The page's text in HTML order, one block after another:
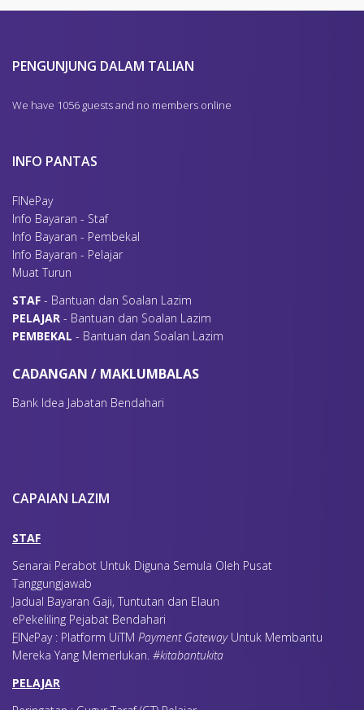
PENGUNJUNG DALAM TALIAN
We have 1056 guests and no members online
INFO PANTAS
FINePay
Info Bayaran - Staf
Info Bayaran - Pembekal
Info Bayaran - Pelajar
Muat Turun
STAF - Bantuan dan Soalan Lazim
PELAJAR - Bantuan dan Soalan Lazim
PEMBEKAL - Bantuan dan Soalan Lazim
CADANGAN / MAKLUMBALAS
Bank Idea Jabatan Bendahari
CAPAIAN LAZIM
STAF
Senarai Perabot Untuk Diguna Semula Oleh Pusat
Tanggungjawab
Jadual Bayaran Gaji, Tuntutan dan Elaun
ePekeliling Pejabat Bendahari
FINePay : Platform UiTM Payment GatewayUntuk Membantu
Mereka Yang Memerlukan. #kitabantukita
PELAJAR